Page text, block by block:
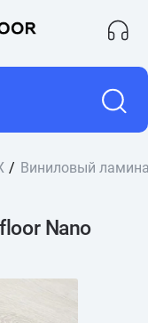
Виниловый
Nano